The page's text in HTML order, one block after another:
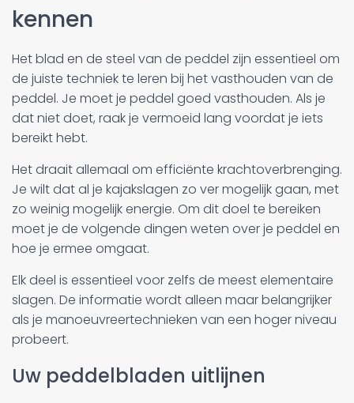
kennen
Het blad en de steel van de peddel zijn essentieel om
de juiste techniek te leren bij het vasthouden van de
peddel. Je moet je peddel goed vasthouden. Als je
dat niet doet, raak je vermoeid lang voordat je iets
bereikt hebt.
Het draait allemaal om efficiënte krachtoverbrenging.
Je wilt dat al je kajakslagen zo ver mogelijk gaan, met
zo weinig mogelijk energie. Om dit doel te bereiken
moet je de volgende dingen weten over je peddel en
hoe je ermee omgaat.
Elk deel is essentieel voor zelfs de meest elementaire
slagen. De informatie wordt alleen maar belangrijker
als je manoeuvreertechnieken van een hoger niveau
probeert.
Uw peddelbladen uitlijnen